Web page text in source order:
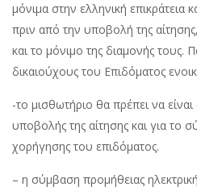
μόνιμα στην ελληνική επικράτεια
πριν από την υποβολή της
και το μόνιμο της διαμονής τους.
δικαιούχους του Επιδόματος
-το μισθωτήριο θα πρέπει να
υποβολής της αίτησης και για το
χορήγησης του επιδόματος.
– η σύμβαση προμήθειας